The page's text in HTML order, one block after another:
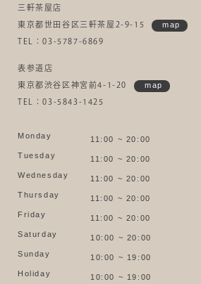
三軒茶屋店
東京都世田谷区三軒茶屋2-9-15 map
TEL：03-5787-6869
表参道店
東京都渋谷区神宮前4-1-20 map
TEL：03-5843-1425
Monday
11:00 ~ 20:00
Tuesday
11:00 ~ 20:00
Wednesday
11:00 ~ 20:00
Thursday
11:00 ~ 20:00
Friday
11:00 ~ 20:00
Saturday
10:00 ~ 20:00
Sunday
10:00 ~ 19:00
Holiday
10:00 ~ 19:00